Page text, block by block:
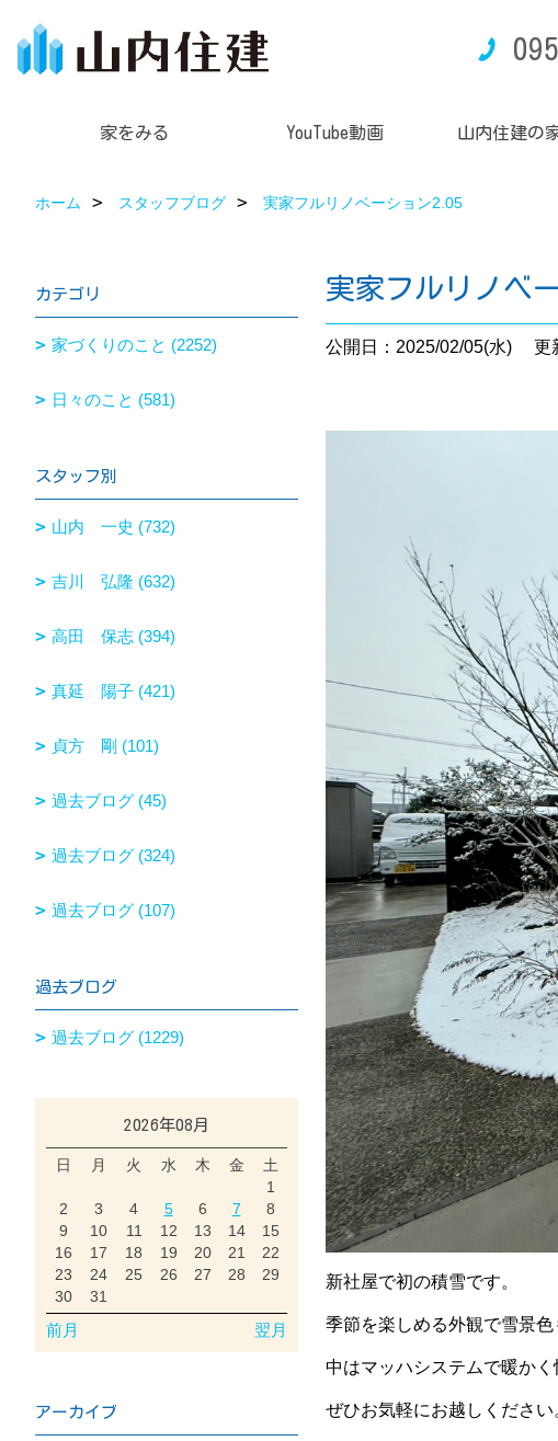
家をみる YouTube動画 山内住建の
ホーム スタッフブログ 実家フルリノベーション2.05
実家フルリノベ
公開日：2025/02/05(水) 更
新社屋で初の積雪です。
季節を楽しめる外観で雪景色
中はマッハシステムで暖かく
ぜひお気軽にお越しください
カテゴリ
家づくりのこと (2252)
日々のこと (581)
スタッフ別
山内 一史 (732)
吉川 弘隆 (632)
高田 保志 (394)
真延 陽子 (421)
貞方 剛 (101)
過去ブログ (45)
過去ブログ (324)
過去ブログ (107)
過去ブログ
過去ブログ (1229)
2026年08月
日 月 火 水 木 金
土
1
2
3 4 5 6 7
8
9
10 11 12 13 14
15
16
17 18 19 20 21
22
23
24 25 26 27 28
29
30
31
前月 翌月
アーカイブ